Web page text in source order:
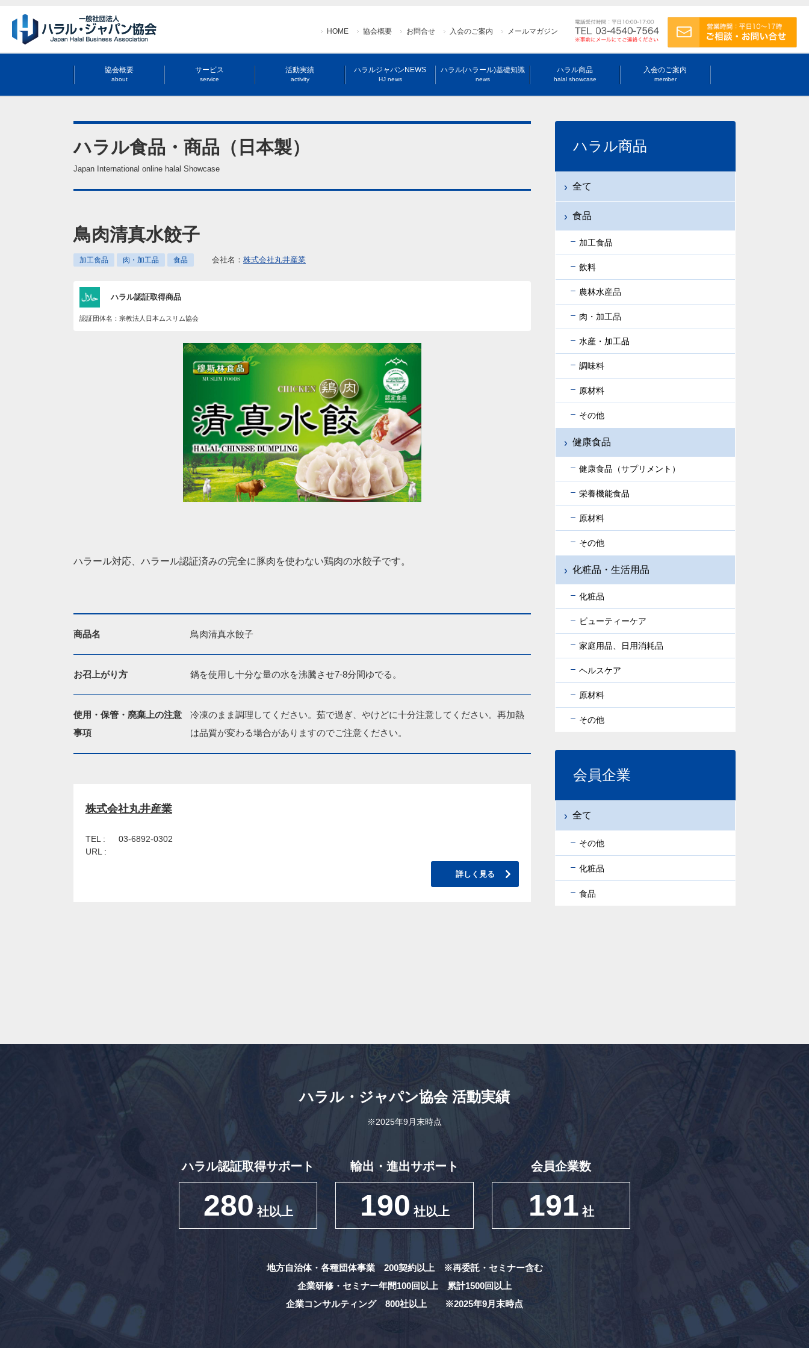
HOME 協会概要 お問合せ 入会のご案内 メールマガジン
協会概要
about
サービス
service
活動実績
activity
ハラルジャパンNEWS
HJ news
ハラル(ハラール)基礎知識
news
ハラル商品
halal showcase
入会のご案内
member
ハラル食品・商品（日本製）
Japan International online halal Showcase
鳥肉清真水餃子
加工食品 肉・加工品 食品 会社名： 株式会社丸井産業
ハラル認証取得商品
認証団体名：宗教法人日本ムスリム協会
ハラール対応、ハラール認証済みの完全に豚肉を使わない鶏肉の水餃子です。
商品名 鳥肉清真水餃子
お召上がり方 鍋を使用し十分な量の水を沸騰させ7-8分間ゆでる。
使用・保管・廃棄上の注意
事項
冷凍のまま調理してください。茹で過ぎ、やけどに十分注意してください。再加熱
は品質が変わる場合がありますのでご注意ください。
株式会社丸井産業
TEL :
03-6892-0302
URL :
詳しく見る
ハラル商品
全て
食品
加工食品
飲料
農林水産品
肉・加工品
水産・加工品
調味料
原材料
その他
健康食品
健康食品（サプリメント）
栄養機能食品
原材料
その他
化粧品・生活用品
化粧品
ビューティーケア
家庭用品、日用消耗品
ヘルスケア
原材料
その他
会員企業
全て
その他
化粧品
食品
ハラル・ジャパン協会 活動実績
※2025年9月末時点
ハラル認証取得サポート
280 社以上
輸出・進出サポート
190 社以上
会員企業数
191 社
地方自治体・各種団体事業 200契約以上
※再委託・セミナー含む
企業研修・セミナー年間100回以上
累計1500回以上
企業コンサルティング 800社以上
※2025年9月末時点